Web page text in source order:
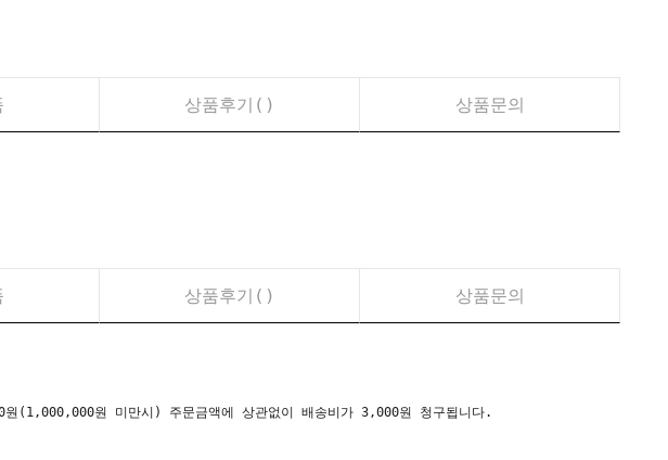
상품후기( ) 상품문의
상품후기( ) 상품문의
원 미만시) 주문금액에 상관없이 배송비가 3,000원 청구됩니다.